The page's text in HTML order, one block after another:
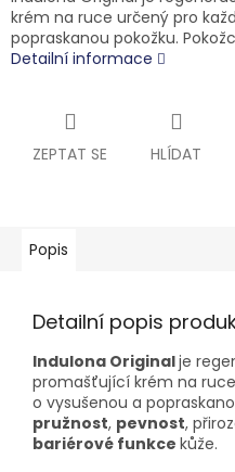
krém na ruce určený pro
popraskanou pokožku.
Detailní informace
ZEPTAT SE HLÍDAT
Popis
Detailní popis
Indulona Originalje
promašťující krém na
o vysušenou a
pružnost, pevnost,
bariérové funkce kůže.